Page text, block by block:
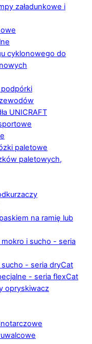
załadunkowe i
cyklonowego do
podpórki
UNICRAFT
paletowe
paletowych,
na ramię lub
i sucho - seria
- seria dryCat
- seria flexCat
opryskiwacz